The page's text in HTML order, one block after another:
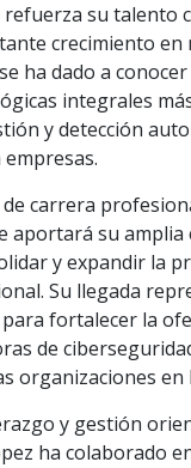
refuerza su talento
crecimiento en
ha dado a
integrales
y detección
carrera
aportará su amplia
y expandir la
Su llegada
fortalecer la
de
organizaciones en
y gestión
ha colaborado